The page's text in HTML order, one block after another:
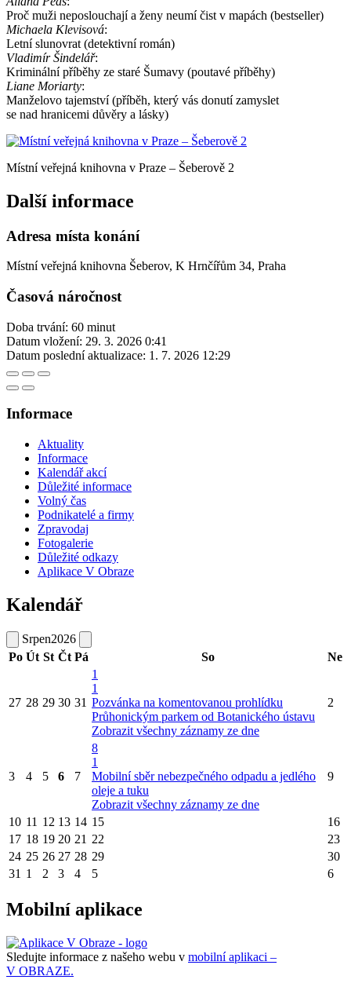
Proč muži neposlouchají a ženy neumí čist v mapách (bestseller)
Michaela Klevisová:
Letní slunovrat (detektivní román)
Vladimír Šindelář:
Kriminální příběhy ze staré Šumavy (poutavé příběhy)
Liane Moriarty:
Manželovo tajemství (příběh, který vás donutí zamyslet
se nad hranicemi důvěry a lásky)
Místní veřejná knihovna v Praze – Šeberově 2
Další informace
Adresa místa konání
Místní veřejná knihovna Šeberov, K Hrnčířům 34, Praha
Časová náročnost
Doba trvání: 60 minut
Datum vložení: 29. 3. 2026 0:41
Datum poslední aktualizace: 1. 7. 2026 12:29
Informace
Aktuality
Informace
Kalendář akcí
Důležité informace
Volný čas
Podnikatelé a firmy
Zpravodaj
Fotogalerie
Důležité odkazy
Aplikace V Obraze
Kalendář
Srpen2026
Po Út St Čt Pá So Ne
27 28 29 30 31
1
1
Pozvánka na komentovanou prohlídku
Průhonickým parkem od Botanického ústavu
Zobrazit všechny záznamy ze dne
2
3 4 5 6 7
8
1
Mobilní sběr nebezpečného odpadu a jedlého
oleje a tuku
Zobrazit všechny záznamy ze dne
9
10 11 12 13 14 15
16
17 18 19 20 21 22
23
24 25 26 27 28 29
30
31 1 2 3 4 5 6
Mobilní aplikace
Sledujte informace z našeho webu v mobilní aplikaci –
V OBRAZE.